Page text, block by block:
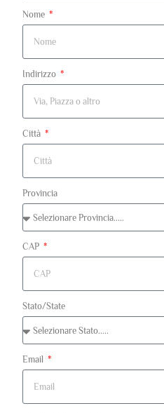
Nome
Indirizzo
Città
Provincia
CAP
Stato/State
Email